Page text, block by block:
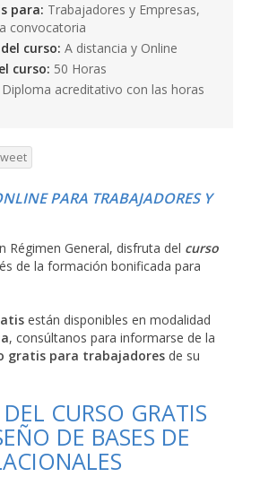
para: Trabajadores y Empresas,
convocatoria
curso: A distancia y Online
curso: 50 Horas
Diploma acreditativo con las horas
PARA TRABAJADORES Y
Régimen General, disfruta del curso
de la formación bonificada para
están disponibles en modalidad
, consúltanos para informarse de la
gratis para trabajadores de su
CURSO GRATIS
DE BASES DE